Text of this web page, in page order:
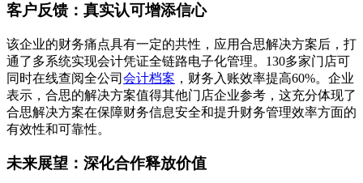
客户反馈：真实认可增添信心
该企业的财务痛点具有一定的共性，应用合思解决方案后，打
通了多系统实现会计凭证全链路电子化管理。130多家门店可
同时在线查阅全公司 会计档案 ，财务入账效率提高60%。企业
表示，合思的解决方案值得其他门店企业参考，这充分体现了
合思解决方案在保障财务信息安全和提升财务管理效率方面的
有效性和可靠性。
未来展望：深化合作释放价值